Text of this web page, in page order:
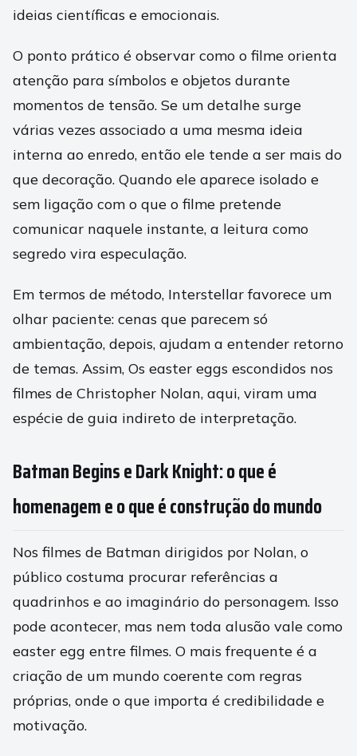
ideias científicas e emocionais.
O ponto prático é observar como o filme orienta
atenção para símbolos e objetos durante
momentos de tensão. Se um detalhe surge
várias vezes associado a uma mesma ideia
interna ao enredo, então ele tende a ser mais do
que decoração. Quando ele aparece isolado e
sem ligação com o que o filme pretende
comunicar naquele instante, a leitura como
segredo vira especulação.
Em termos de método, Interstellar favorece um
olhar paciente: cenas que parecem só
ambientação, depois, ajudam a entender retorno
de temas. Assim, Os easter eggs escondidos nos
filmes de Christopher Nolan, aqui, viram uma
espécie de guia indireto de interpretação.
Batman Begins e Dark Knight: o que é
homenagem e o que é construção do mundo
Nos filmes de Batman dirigidos por Nolan, o
público costuma procurar referências a
quadrinhos e ao imaginário do personagem. Isso
pode acontecer, mas nem toda alusão vale como
easter egg entre filmes. O mais frequente é a
criação de um mundo coerente com regras
próprias, onde o que importa é credibilidade e
motivação.